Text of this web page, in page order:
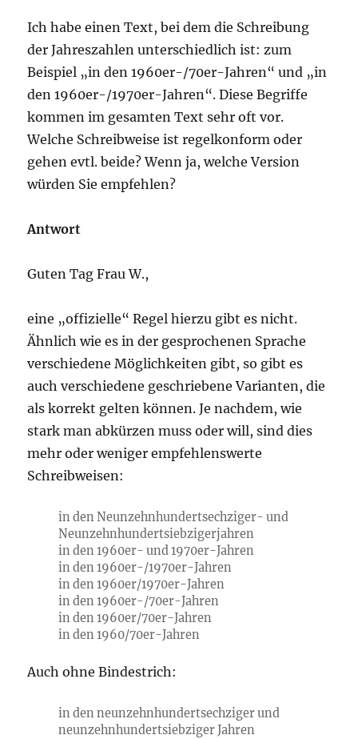
Ich habe einen Text, bei dem die Schreibung
der Jahreszahlen unterschiedlich ist: zum
Beispiel „in den 1960er-/70er-Jahren“ und „in
den 1960er-/1970er-Jahren“. Diese Begriffe
kommen im gesamten Text sehr oft vor.
Welche Schreibweise ist regelkonform oder
gehen evtl. beide? Wenn ja, welche Version
würden Sie empfehlen?
Antwort
Guten Tag Frau W.,
eine „offizielle“ Regel hierzu gibt es nicht.
Ähnlich wie es in der gesprochenen Sprache
verschiedene Möglichkeiten gibt, so gibt es
auch verschiedene geschriebene Varianten, die
als korrekt gelten können. Je nachdem, wie
stark man abkürzen muss oder will, sind dies
mehr oder weniger empfehlenswerte
Schreibweisen:
in den Neunzehnhundertsechziger- und
Neunzehnhundertsiebzigerjahren
in den 1960er- und 1970er-Jahren
in den 1960er-/1970er-Jahren
in den 1960er/1970er-Jahren
in den 1960er-/70er-Jahren
in den 1960er/70er-Jahren
in den 1960/70er-Jahren
Auch ohne Bindestrich:
in den neunzehnhundertsechziger und
neunzehnhundertsiebziger Jahren